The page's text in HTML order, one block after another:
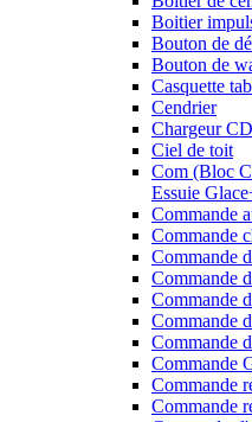
Boitier
Bouton de
Bouton de
Casquette
Cendrier
Chargeur CD
Ciel de toit
Com (Bloc
Essuie
Commande
Commande
Commande
Commande
Commande
Commande
Commande
Commande
Commande
Commande